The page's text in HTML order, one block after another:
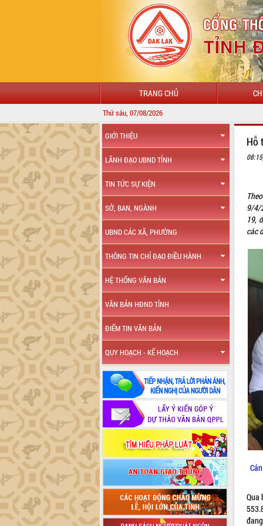
TRANG CHỦ
Thứ sáu, 07/08/2026
GIỚI THIỆU
LÃNH ĐẠO UBND TỈNH
TIN TỨC SỰ KIỆN
SỞ, BAN, NGÀNH
UBND CÁC XÃ, PHƯỜNG
THÔNG TIN CHỈ ĐẠO ĐIỀU HÀNH
HỆ THỐNG VĂN BẢN
VĂN BẢN HĐND TỈNH
ĐIỂM TIN VĂN BẢN
QUY HOẠCH - KẾ HOẠCH
Hỗ
9/4/
19,
các
Qua